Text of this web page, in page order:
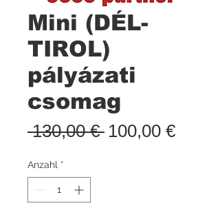
Mini (DÉL-
TIROL)
pályázati
csomag
130,00 € Standardpreis
100,00 €Sale-
Anzahl *